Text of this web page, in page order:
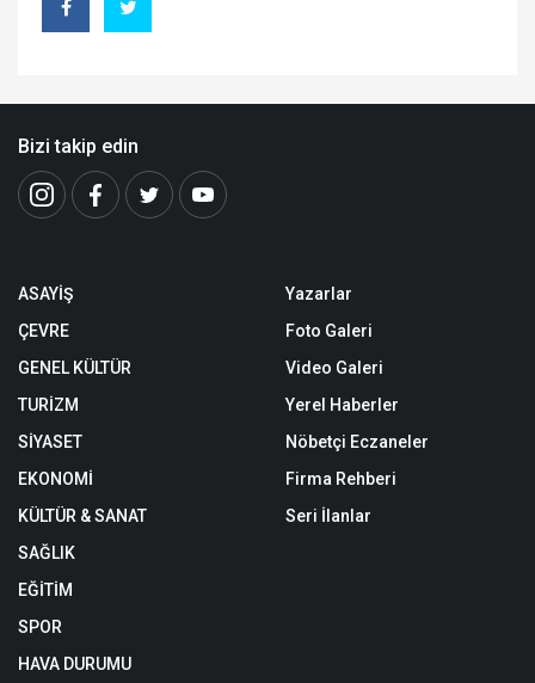
Bizi takip edin
ASAYİŞ
ÇEVRE
GENEL KÜLTÜR
TURİZM
SİYASET
EKONOMİ
KÜLTÜR & SANAT
SAĞLIK
EĞİTİM
SPOR
HAVA DURUMU
Yazarlar
Foto Galeri
Video Galeri
Yerel Haberler
Nöbetçi Eczaneler
Firma Rehberi
Seri İlanlar